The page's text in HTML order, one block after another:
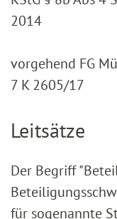
2014
vorgehend FG
7 K 2605/17
Leitsätze
Der Begriff
für sogenannte